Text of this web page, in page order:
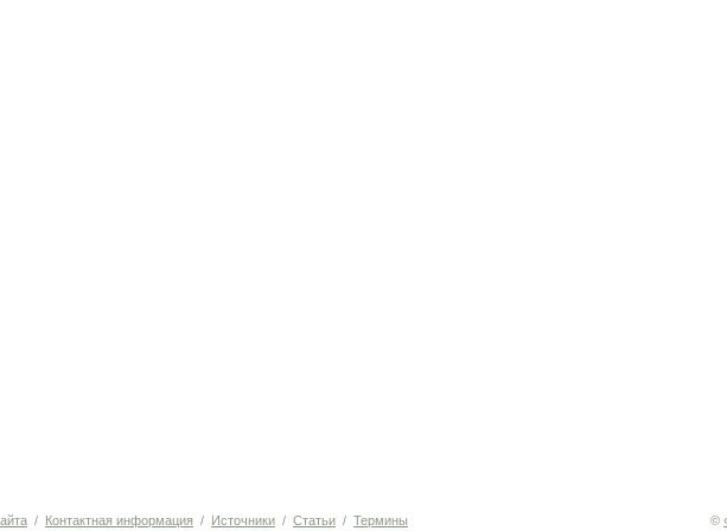
/ Контактная информация / Источники / Статьи / Термины ©